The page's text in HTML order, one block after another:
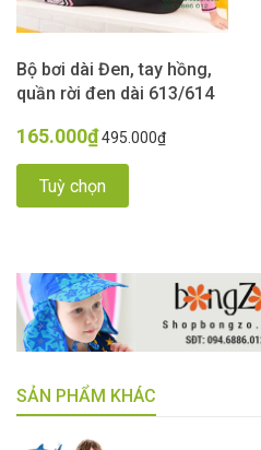
Bộ bơi dài Đen, tay hồng,
quần rời đen dài 613/614
165.000₫495.000₫
Tuỳ chọn
SẢN PHẨM KHÁC